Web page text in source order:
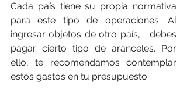
Cada país tiene su propia normativa
para este tipo de operaciones. Al
ingresar objetos de otro país,   debes
pagar cierto tipo de aranceles. Por
ello, te recomendamos contemplar
estos gastos en tu presupuesto.